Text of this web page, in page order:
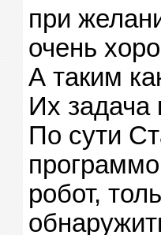
при
очень
А таким
Их задача
По сути
робот,